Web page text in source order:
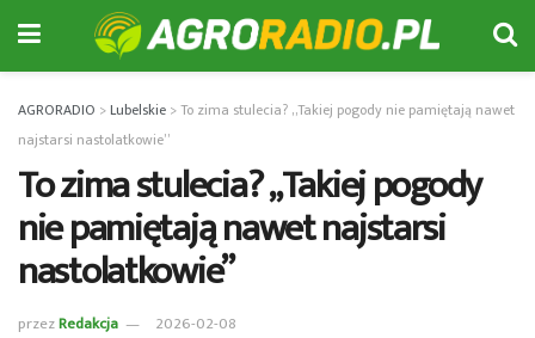
AGRORADIO >Lubelskie >To zima stulecia? „Takiej pogody nie pamiętają nawet
najstarsi nastolatkowie”
To zima stulecia? „Takiej pogody
nie pamiętają nawet najstarsi
nastolatkowie”
przezRedakcja 2026-02-08